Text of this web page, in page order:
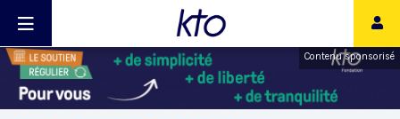
Contenu sponsorisé